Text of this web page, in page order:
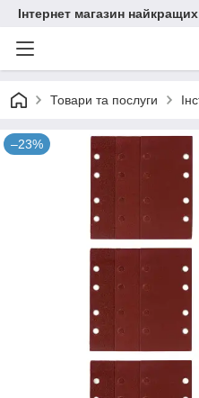
Інтернет магазин найкращих
Товари та послуги
–23%